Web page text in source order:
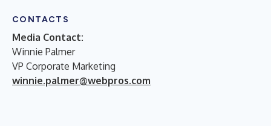
CONTACTS
Media Contact:
Winnie Palmer
VP Corporate Marketing
winnie.palmer@webpros.com